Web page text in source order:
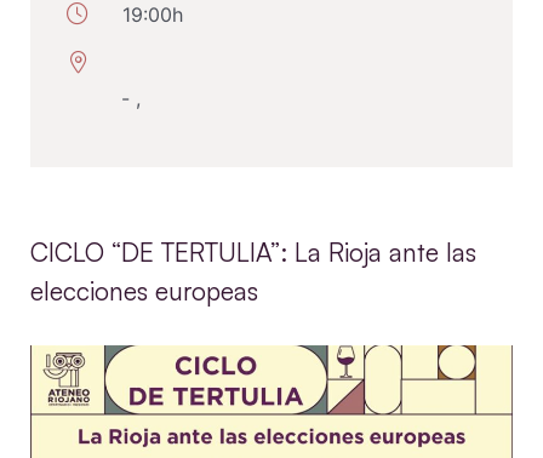
19:00h
- ,
CICLO “DE TERTULIA”: La Rioja ante las
elecciones europeas